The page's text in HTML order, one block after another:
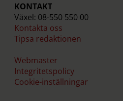
KONTAKT
Växel: 08-550 550 00
Kontakta oss
Tipsa redaktionen
Webmaster
Integritetspolicy
Cookie-inställningar